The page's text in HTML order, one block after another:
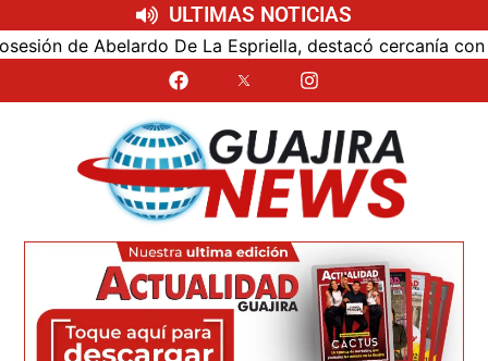
ULTIMAS NOTICIAS
de Abelardo De La Espriella, destacó cercanía con el